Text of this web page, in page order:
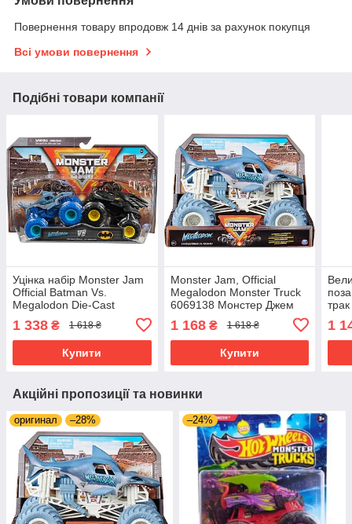
Повернення товару впродовж 14 днів за рахунок покупця
Всі умови повернення
Подібні товари компанії
Уцінка набір Monster Jam
Official Batman Vs.
Megalodon Die-Cast
Monster Trucks у масштабі
1:64
1 338 ₴ 1 618 ₴
Купити
Monster Jam, Official
Megalodon Monster Truck
6069138 Монстер Джем
1 168₴ 1 618 ₴
Купити
1
Акційні пропозиції та новинки
оригинал –28% –24%